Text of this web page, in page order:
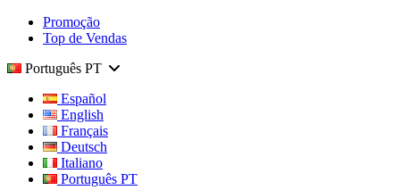
Promoção
Top de Vendas
Português PT
Español
English
Français
Deutsch
Italiano
Português PT